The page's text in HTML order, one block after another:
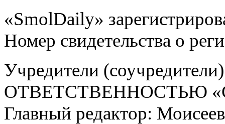
«SmolDaily»
Номер свидетельства о
Учредители
ОТВЕТСТВЕННОСТЬЮ
Главный редактор: